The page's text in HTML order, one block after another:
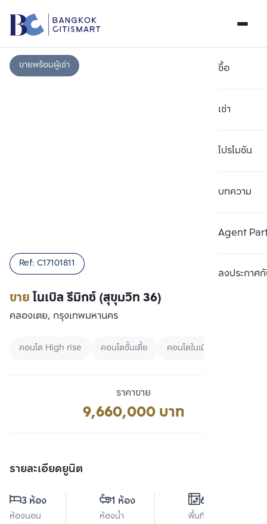
ซื้อ
เช่า
โปรโมชัน
บทความ
Agent
ลงประกาศกั
ขายพร้อมผู้เช่า
ขายโนเบิล รีมิกซ์ (สุขุมวิท 36)
Ref: C17101811
คลองเตย, กรุงเทพมหานคร
คอนโด High rise คอนโดชั้นเตี้ย คอนโดในเมือง
ราคาขาย
9,660,000 บาท
รายละเอียดยูนิต
3 ห้อง
ห้องนอน
1 ห้อง
ห้องน้ำ
63 ตร.ม.
พื้นที่ใช้สอย